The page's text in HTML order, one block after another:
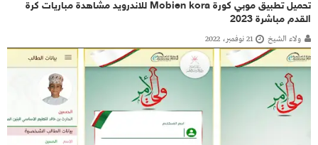
تحميل تطبيق موبي كورة Mobien kora للاندرويد مشاهدة مباريات كرة
القدم مباشرة 2023
ولاء الشيخ 21 نوفمبر، 2022